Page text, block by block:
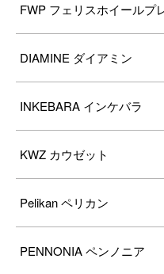
FWP フェリスホイールプ
DIAMINE ダイアミン
INKEBARA インケバラ
KWZ カウゼット
Pelikan ペリカン
PENNONIA ペンノニア